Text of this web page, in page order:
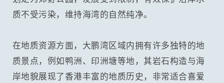
质不受污染，维持海湾的自然纯净。
在地质资源方面，大鹏湾区域内拥有许多独特的地
质景点，例如鸭洲、印洲塘等地，其岩石构造与海
岸地貌展现了香港丰富的地质历史，非常适合喜爱